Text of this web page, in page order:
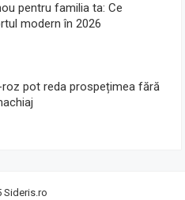
pentru familia ta: Ce
modern în 2026
pot reda prospețimea fără
Sideris.ro